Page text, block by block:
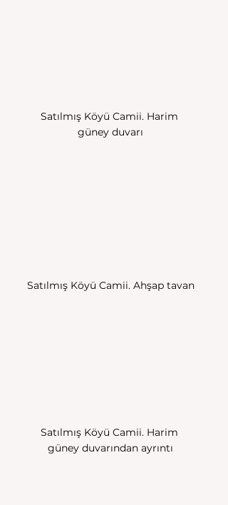
Satılmış Köyü Camii. Harim
güney duvarı
Satılmış Köyü Camii. Ahşap tavan
Satılmış Köyü Camii. Harim
güney duvarından ayrıntı